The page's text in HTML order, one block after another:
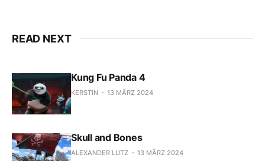
READ NEXT
Kung Fu Panda 4
KERSTIN 13 MÄRZ 2024
Skull and Bones
ALEXANDER LUTZ 13 MÄRZ 2024